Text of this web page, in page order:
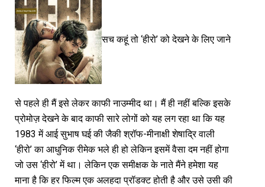
सच कहूं तो ‘हीरो’ को देखने के लिए जाने
से पहले ही मैं इसे लेकर काफी नाउम्मीद था। मैं ही नहीं बल्कि इसके
प्रोमोज़ देखने के बाद काफी सारे लोगों को यह लग रहा था कि यह
1983 में आई सुभाष घई की जैकी श्रॉफ-मीनाक्षी शेषाद्रि वाली
‘हीरो’ का आधुनिक रीमेक भले ही हो लेकिन इसमें वैसा दम नहीं होगा
जो उस ‘हीरो’ में था। लेकिन एक समीक्षक के नाते मैंने हमेशा यह
माना है कि हर फिल्म एक अलहदा प्रॉडक्ट होती है और उसे उसी की